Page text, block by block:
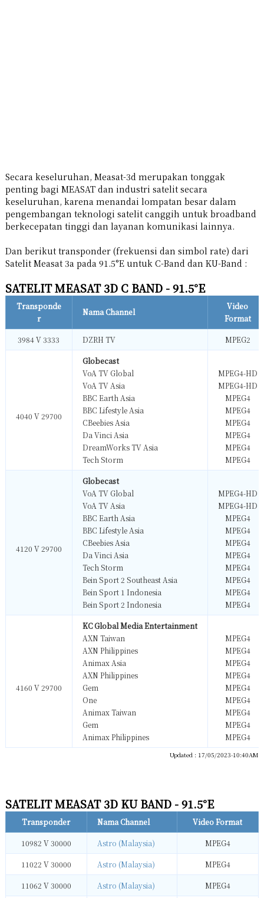
Secara keseluruhan, Measat-3d merupakan tonggak
penting bagi MEASAT dan industri satelit secara
keseluruhan, karena menandai lompatan besar dalam
pengembangan teknologi satelit canggih untuk broadband
berkecepatan tinggi dan layanan komunikasi lainnya.
Dan berikut transponder (frekuensi dan simbol rate) dari
Satelit Measat 3a pada 91.5°E untuk C-Band dan KU-Band :
SATELIT MEASAT 3D C BAND - 91.5°E
Transponde
r
Nama Channel
Video
Format
3984 V 3333 DZRH TV MPEG2
4040 V 29700
Globecast
VoA TV Global
VoA TV Asia
BBC Earth Asia
BBC Lifestyle Asia
CBeebies Asia
Da Vinci Asia
DreamWorks TV Asia
Tech Storm
MPEG4-HD
MPEG4-HD
MPEG4
MPEG4
MPEG4
MPEG4
MPEG4
MPEG4
4120 V 29700
Globecast
VoA TV Global
VoA TV Asia
BBC Earth Asia
BBC Lifestyle Asia
CBeebies Asia
Da Vinci Asia
Tech Storm
Bein Sport 2 Southeast Asia
Bein Sport 1 Indonesia
Bein Sport 2 Indonesia
MPEG4-HD
MPEG4-HD
MPEG4
MPEG4
MPEG4
MPEG4
MPEG4
MPEG4
MPEG4
MPEG4
4160 V 29700
KC Global Media Entertainment
AXN Taiwan
AXN Philippines
Animax Asia
AXN Philippines
Gem
One
Animax Taiwan
Gem
Animax Philippines
MPEG4
MPEG4
MPEG4
MPEG4
MPEG4
MPEG4
MPEG4
MPEG4
MPEG4
Updated : 17/05/2023-10:40AM
SATELIT MEASAT 3D KU BAND - 91.5°E
Transponder Nama Channel Video Format
10982 V 30000 Astro (Malaysia) MPEG4
11022 V 30000 Astro (Malaysia) MPEG4
11062 V 30000 Astro (Malaysia) MPEG4